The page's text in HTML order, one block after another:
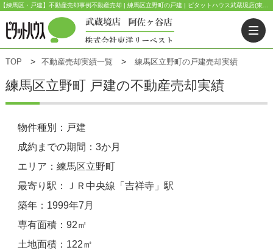
TOP 不動産売却実績一覧 練馬区立野町の戸建売却実績
練馬区立野町 戸建の不動産売却実績
物件種別：戸建
成約までの期間：3か月
エリア：練馬区立野町
最寄り駅：ＪＲ中央線「吉祥寺」駅
築年：1999年7月
専有面積：92㎡
土地面積：122㎡